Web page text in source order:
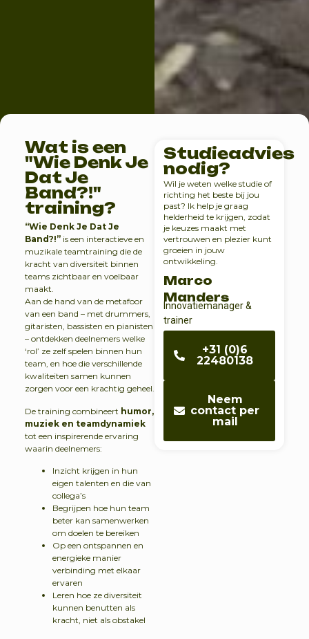
Wat is een
"Wie Denk Je
Dat Je
Band?!"
training?
“Wie Denk Je Dat Je
Band?!”is een interactieve en
muzikale teamtraining die de
kracht van diversiteit binnen
teams zichtbaar en voelbaar
maakt.
Aan de hand van de metafoor
van een band – met drummers,
gitaristen, bassisten en pianisten
– ontdekken deelnemers welke
‘rol’ ze zelf spelen binnen hun
team, en hoe die verschillende
kwaliteiten samen kunnen
zorgen voor een krachtig geheel.
De training combineert humor,
muziek en teamdynamiek
tot een inspirerende ervaring
waarin deelnemers:
Inzicht krijgen in hun
eigen talenten en die van
collega’s
Begrijpen hoe hun team
beter kan samenwerken
om doelen te bereiken
Op een ontspannen en
energieke manier
verbinding met elkaar
ervaren
Leren hoe ze diversiteit
kunnen benutten als
kracht, niet als obstakel
Studieadvies
nodig?
Wil je weten welke studie of
richting het beste bij jou
past? Ik help je graag
helderheid te krijgen, zodat
je keuzes maakt met
vertrouwen en plezier kunt
groeien in jouw
ontwikkeling.
Marco
Manders
Innovatiemanager &
trainer
+31 (0)6
22480138
Neem
contact per
mail